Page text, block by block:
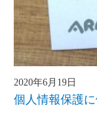
2020年6月19日
個人情報保護